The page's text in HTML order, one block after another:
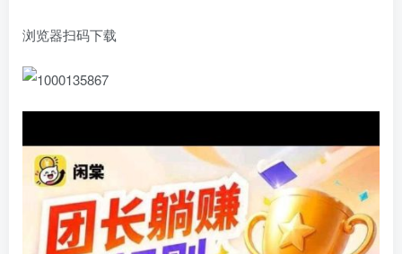
浏览器扫码下载